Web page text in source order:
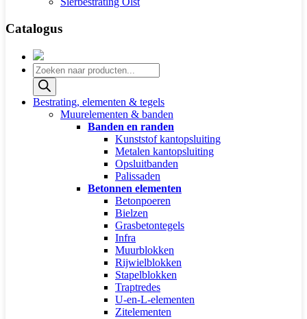
Catalogus
Producten
zoeken
Bestrating, elementen & tegels
Muurelementen & banden
Banden en randen
Kunststof kantopsluiting
Metalen kantopsluiting
Opsluitbanden
Palissaden
Betonnen elementen
Betonpoeren
Bielzen
Grasbetontegels
Infra
Muurblokken
Rijwielblokken
Stapelblokken
Traptredes
U-en-L-elementen
Zitelementen